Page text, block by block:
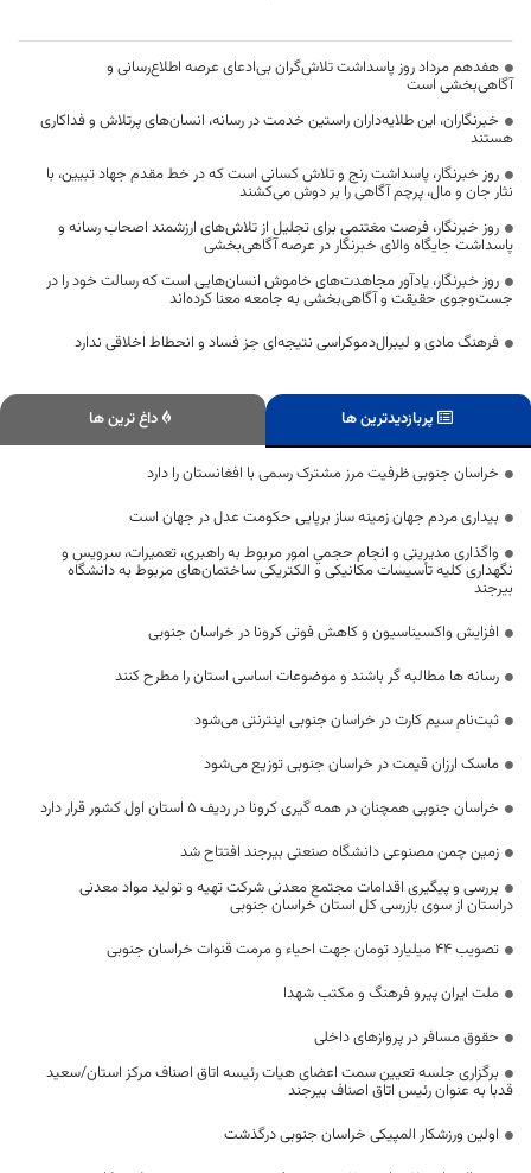
هفدهم مرداد روز پاسداشت تلاش‌گران بی‌ادعای عرصه اطلاع‌رسانی و
آگاهی‌بخشی است
خبرنگاران، این طلایه‌داران راستین خدمت در رسانه، انسان‌های پرتلاش و فداکاری
هستند
روز خبرنگار، پاسداشت رنج و تلاش کسانی است که در خط مقدم جهاد تبیین، با
نثار جان و مال، پرچم آگاهی را بر دوش می‌کشند
روز خبرنگار، فرصت مغتنمی برای تجلیل از تلاش‌های ارزشمند اصحاب رسانه و
پاسداشت جایگاه والای خبرنگار در عرصه آگاهی‌بخشی
روز خبرنگار، یادآور مجاهدت‌های خاموش انسان‌هایی است که رسالت خود را در
جست‌وجوی حقیقت و آگاهی‌بخشی به جامعه معنا کرده‌اند
فرهنگ مادی و لیبرال‌دموکراسی نتیجه‌ای جز فساد و انحطاط اخلاقی ندارد
پربازدیدترین ها داغ ترین ها
خراسان جنوبی ظرفیت مرز مشترک رسمی با افغانستان را دارد
بیداری مردم جهان زمینه ساز برپایی حکومت عدل در جهان است
واگذاری مدیریتی و انجام حجمي امور مربوط به راهبری، تعمیرات، سرویس و
نگهداری کلیه تأسیسات مکانیکی و الکتریکی ساختمان‌های مربوط به دانشگاه
بیرجند
افزایش واکسیناسیون و کاهش فوتی کرونا در خراسان جنوبی
رسانه ها مطالبه گر باشند و موضوعات اساسی استان را مطرح کنند
ثبت‌نام سیم کارت در خراسان جنوبی اینترنتی می‌شود
ماسک ارزان قیمت در خراسان جنوبی توزیع می‌شود
خراسان جنوبی همچنان در همه گیری کرونا در ردیف ۵ استان اول کشور قرار دارد
زمین چمن مصنوعی دانشگاه صنعتی بیرجند افتتاح شد
بررسی و پیگیری اقدامات مجتمع معدنی شرکت تهیه و تولید مواد معدنی
دراستان از سوی بازرسی کل استان خراسان جنوبی
تصویب ۴۴ میلیارد تومان جهت احیاء و مرمت قنوات خراسان جنوبی
ملت ایران پیرو فرهنگ و مکتب شهدا
حقوق مسافر در پروازهای داخلی
برگزاری جلسه تعیین سمت اعضای هیات رئیسه اتاق اصناف مرکز استان/سعید
قدبا به عنوان رئیس اتاق اصناف بیرجند
اولین ورزشکار المپیکی خراسان جنوبی درگذشت